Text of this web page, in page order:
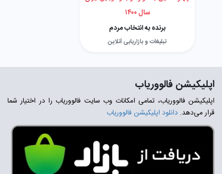
سال ۱۴۰۰
برنده به انتخاب مردم
تبلیغات و بازاریابی آنلاین
اپلیکیشن فالووریاب
اپلیکیشن فالووریاب، تمامی امکانات وب سایت فالووریاب را در اختیار شما
قرار می‌دهد. دانلود اپلیکیشن فالووریاب